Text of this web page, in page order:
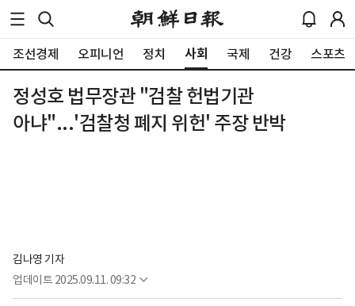
조선경제 오피니언 정치 사회 국제 건강 스포츠
정성호 법무장관 "검찰 헌법기관
아냐"...'검찰청 폐지 위헌' 주장 반박
김나영 기자
업데이트 2025.09.11. 09:32